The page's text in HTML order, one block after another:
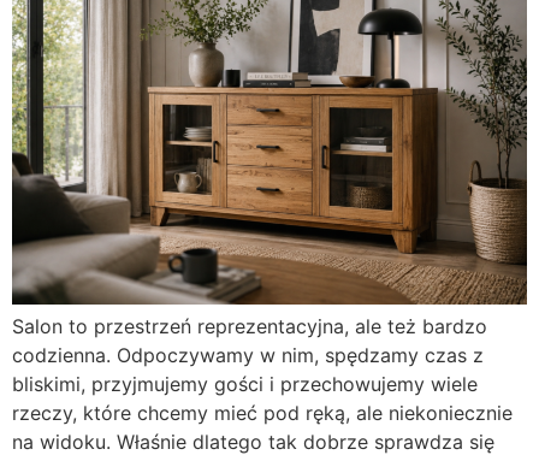
Salon to przestrzeń reprezentacyjna, ale też bardzo
codzienna. Odpoczywamy w nim, spędzamy czas z
bliskimi, przyjmujemy gości i przechowujemy wiele
rzeczy, które chcemy mieć pod ręką, ale niekoniecznie
na widoku. Właśnie dlatego tak dobrze sprawdza się